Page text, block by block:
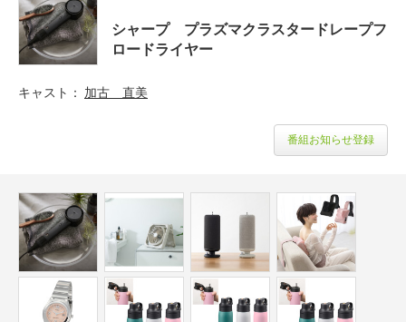
シャープ プラズマクラスタードレープフ
ロードライヤー
キャスト 加古 直美
番組お知らせ登録